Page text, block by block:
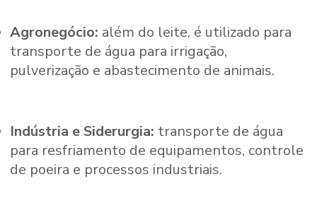
Agronegócio: além do leite, é utilizado para
transporte de água para irrigação,
pulverização e abastecimento de animais.
Indústria e Siderurgia: transporte de água
para resfriamento de equipamentos, controle
de poeira e processos industriais.